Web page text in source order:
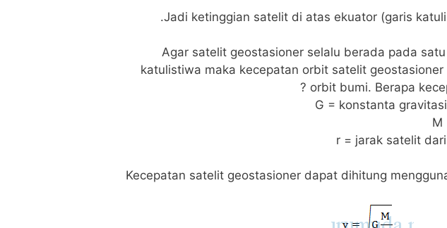
Jadi ketinggian satelit di atas ekuator (garis
2. Agar satelit geostasioner selalu berada pada
katulistiwa maka kecepatan orbit satelit
orbit bumi. Berapa
G = konstanta
M
r = jarak satelit
Kecepatan satelit geostasioner dapat dihitung